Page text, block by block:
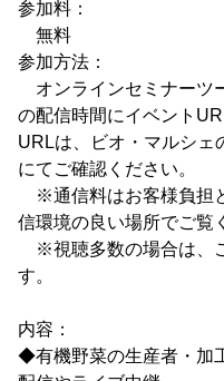
参加料：
無料
参加方法：
オンラインセミナーツ
の配信時間にイベント
URLは、ビオ・マルシェ
にてご確認ください。
※通信料はお客様負担
信環境の良い場所でご覧
※視聴多数の場合は、
す。
内容：
◆有機野菜の生産者・加